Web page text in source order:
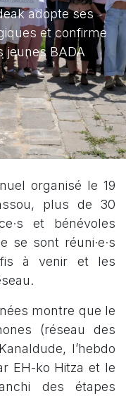
adopte ses
et confirme
jeunes BADA
organisé le 19
plus de 30
et bénévoles
se sont réuni·e·s
à venir et les
montre que le
(réseau des
l’hebdo
EH-ko Hitza et le
des étapes